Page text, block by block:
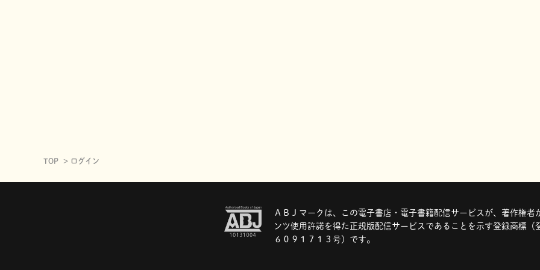
TOP ログイン
ＡＢＪマークは、この電子書店・電子書籍配信サービスが、著作権者
ンツ使用許諾を得た正規版配信サービスであることを示す登録商標（
６０９１７１３号）です。